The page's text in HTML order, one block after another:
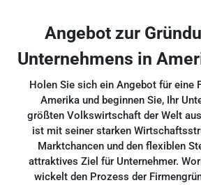
Angebot zur
Unternehmens in
Holen Sie sich ein Angebot für eine
Amerika und beginnen Sie, Ihr
größten Volkswirtschaft der Welt
ist mit seiner starken
Marktchancen und den flexiblen
attraktives Ziel für Unternehmer.
wickelt den Prozess der